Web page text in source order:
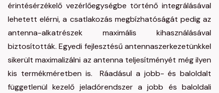
érintésérzékelő vezérlőegységbe történő integrálásával
lehetett elérni, a csatlakozás megbízhatóságát pedig az
antenna-alkatrészek maximális kihasználásával
biztosították. Egyedi fejlesztésű antennaszerkezetünkkel
sikerült maximalizálni az antenna teljesítményét még ilyen
kis termékméretben is. Ráadásul a jobb- és baloldalt
függetlenül kezelő jeladórendszer a jobb és baloldali